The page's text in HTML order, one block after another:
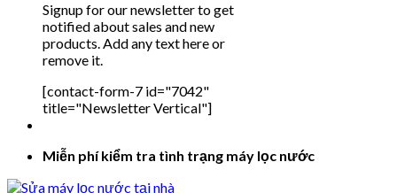
Signup for our newsletter to get
notified about sales and new
products. Add any text here or
remove it.
[contact-form-7 id="7042"
title="Newsletter Vertical"]
Miễn phí kiểm tra tình trạng máy lọc nước